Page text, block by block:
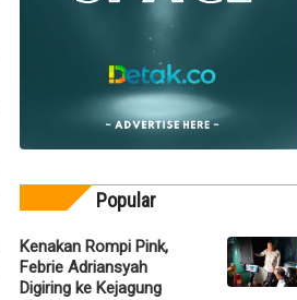
Popular
Kenakan Rompi Pink,
Febrie Adriansyah
Digiring ke Kejagung